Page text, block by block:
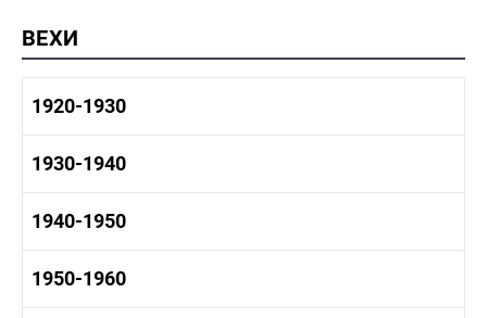
ВЕХИ
1920-1930
1920-1930 история
1920-1930 культура
1930-1940
1930-1940 история
1930-1940 культура
1940-1950
1940-1950 быт
1950-1960